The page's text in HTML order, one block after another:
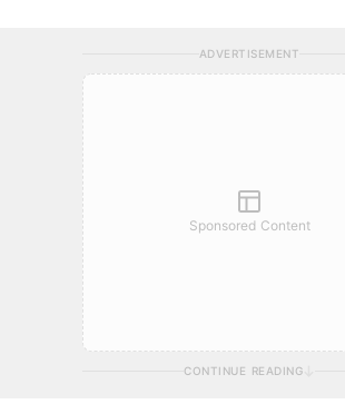
ADVERTISEMENT
Sponsored Content
CONTINUE READING